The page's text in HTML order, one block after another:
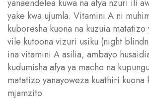
yanaendelea kuwa na afya nzuri ili
yake kwa ujumla. Vitamini A ni
kuboresha kuona na kuzuia matatizo
vile kutoona vizuri usiku (night
ina vitamini A asilia, ambayo
kudumisha afya ya macho na
matatizo yanayoweza kuathiri kuona
mjamzito.